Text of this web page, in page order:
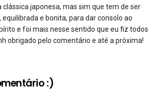
japonesa, mas sim que tem de ser
e bonita, para dar consolo ao
e foi mais nesse sentido que eu fiz todos
obrigado pelo comentário e até a próxima!
:)